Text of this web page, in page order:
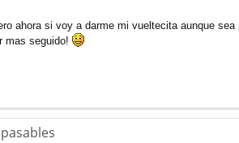
ahora si voy a darme mi vueltecita aunque
mas seguido!